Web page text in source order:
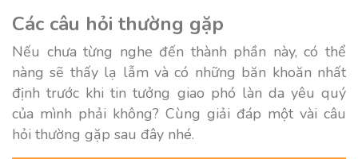
Các câu hỏi thường gặp
Nếu chưa từng nghe đến thành phần này, có thể
nàng sẽ thấy lạ lẫm và có những băn khoăn nhất
định trước khi tin tưởng giao phó làn da yêu quý
của mình phải không? Cùng giải đáp một vài câu
hỏi thường gặp sau đây nhé.